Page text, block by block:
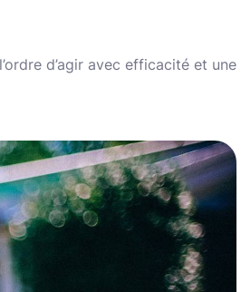
d’agir avec efficacité et une